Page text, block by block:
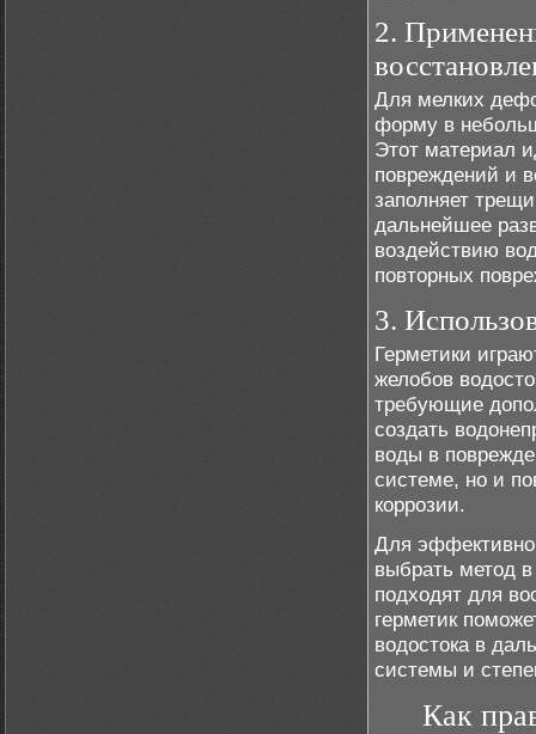
2.
Для мелких
форму в
Этот материал
повреждений и
заполняет
дальнейшее
воздействию
повторных
3.
Герметики
желобов
требующие
создать
воды в
системе, но и
коррозии.
Для
выбрать метод
подходят для
герметик
водостока в
системы и
Как